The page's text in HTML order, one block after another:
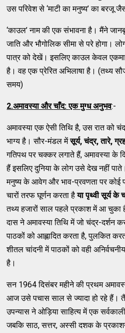
उस परिवेश से ‘माटी का मनुष्य’ का बरजू
‘काउल’ नाम की एक संभावना है। मैंने
जाति और भौगोलिक सीमा से परे होगा।
पात्र को देखें। इसलिए काउल केवल
है। वह एक प्रेरित अभिलाषा है। (तथ्य
समय)
2.अमावस्या औरचाँद:एकमुग्धअनुभव:-
अमावस्या एक ऐसी तिथि है, उस रात को
भाग्य है। सौर-मंडल मेंसूर्य,चंद्र,तारे,
गतिपथ पर चक्कर लगाते हैं, अमावस्या के
हैं इसलिए दुनिया के लोग उसे देख नहीं
मनुष्य के आवेग और भाव-प्रवणता पर कोई
चारों तरफ घूर्णन करता हैया पृथ्वी सूर्य के
तथ्य हजारों साल पहले प्रकाश में आ चुका
दास ने अमावस्या तिथि में जो चंद्र-दर्शन
पाठकों को आह्लादित करता है, पुलकित
शीतल चांदनी में पाठकों को वही
है।
सन 1964 दिसंबर महीने की प्रथम
आज उसे पचास साल से ज्यादा हो रहे हैं।
उपन्यास ने ओड़िया साहित्य में एक
जबकि साठ, सत्तर, अस्सी दशक के